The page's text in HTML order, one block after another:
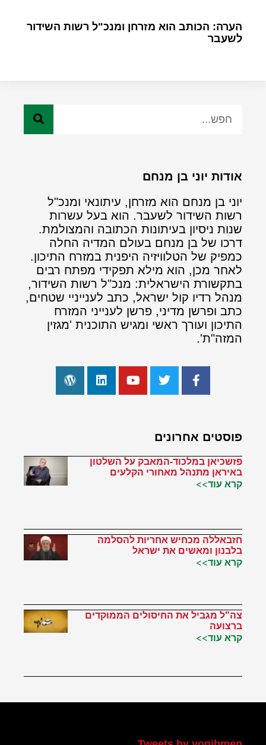
הערה: הכותב הוא מזרחן ומנכ"ל רשות השידור
לשעבר
אודות יוני בן מנחם
יוני בן מנחם הוא מזרחן, עיתונאי ומנכ"ל
רשות השידור לשעבר. הוא בעל עשרות
שנות ניסיון בעיתונות הכתובה והמצולמת.
דרכו של בן מנחם בעולם המדיה החלה
כמפיק של הטלוויזיה היפנית במזרח התיכון.
לאחר מכן, הוא מילא תפקידי מפתח רבים
בתקשורת הישראלית: מנכ"ל רשות השידור,
מנהל רדיו קול ישראל, כתב לענייניי שטחים,
כתב ופרשן מדיני, פרשן לענייני המזרח
התיכון ועורך ראשי ומגיש התוכנית 'מגזין
המזה"ת'.
פוסטים אחרונים
פזשכיאן במלכוד-המאבק על השלטון
באיראן מתנהל מאחורי הקלעים
קרא עוד>>
חזבאללה מכחיש אחריות להסלמה
בלבנון ומאשים את ישראל
קרא עוד>>
צה"ל מגביל את החיסולים הממוקדים
ברצועה
קרא עוד>>